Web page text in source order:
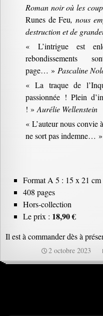
Roman noir où les
Runes de Feu, nous
destruction et de
« L’intrigue est
rebondissements
page… » Pascaline
« La traque de
passionnée ! Plein
! » Aurélie Wellenstein
« L’auteur nous convie
ne sort pas indemne… »
Format A 5 : 15 x 21 cm
408 pages
Hors-collection
Le prix : 18,90 €
Il est à commander dès à
2 octobre 2023